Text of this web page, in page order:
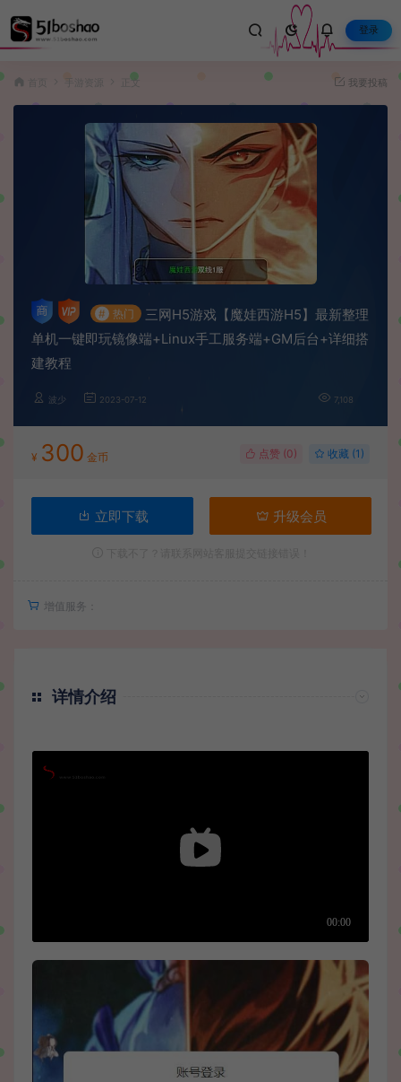
登录
手游资源 正文 我要投稿
# 热门
三网H5游戏【魔娃西游H5】最新整理
单机一键即玩镜像端+Linux手工服务端+GM后台+详细搭
建教程
波少 2023-07-12 7,108
¥ 300 金币 点赞 (0) 收藏 (1)
立即下载 升级会员
增值服务：
详情介绍